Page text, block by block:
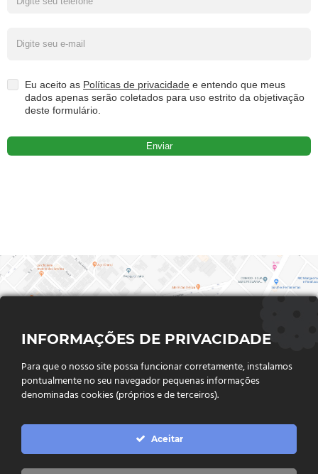
Eu aceito as Políticas de privacidade e entendo que meus
dados apenas serão coletados para uso estrito da objetivação
deste formulário.
FALE CONOSCO
Endereço:Rua Said Abdalla, Nº 310, Jardim Rio Claro. CEP
75802-035, Jataí - GO
INFORMAÇÕES DE PRIVACIDADE
Para que o nosso site possa funcionar corretamente, instalamos
pontualmente no seu navegador pequenas informações
denominadas cookies (próprios e de terceiros).
Aceitar